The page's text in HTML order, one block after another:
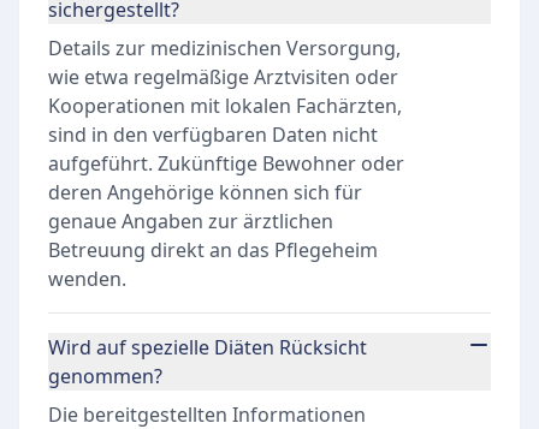
sichergestellt?
Details zur medizinischen Versorgung,
wie etwa regelmäßige Arztvisiten oder
Kooperationen mit lokalen Fachärzten,
sind in den verfügbaren Daten nicht
aufgeführt. Zukünftige Bewohner oder
deren Angehörige können sich für
genaue Angaben zur ärztlichen
Betreuung direkt an das Pflegeheim
wenden.
Wird auf spezielle Diäten Rücksicht
genommen?
Die bereitgestellten Informationen